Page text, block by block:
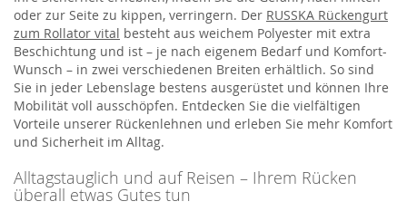
oder zur Seite zu kippen, verringern. Der RUSSKA Rückengurt
zum Rollator vital besteht aus weichem Polyester mit extra
Beschichtung und ist – je nach eigenem Bedarf und Komfort-
Wunsch – in zwei verschiedenen Breiten erhältlich. So sind
Sie in jeder Lebenslage bestens ausgerüstet und können Ihre
Mobilität voll ausschöpfen. Entdecken Sie die vielfältigen
Vorteile unserer Rückenlehnen und erleben Sie mehr Komfort
und Sicherheit im Alltag.
Alltagstauglich und auf Reisen – Ihrem Rücken
überall etwas Gutes tun